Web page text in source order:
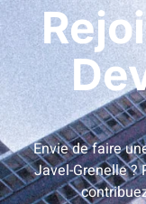
Envie de faire
Javel-Grenelle ?